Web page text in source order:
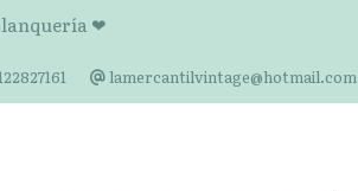
❤
lamercantilvintage@hotmail.com